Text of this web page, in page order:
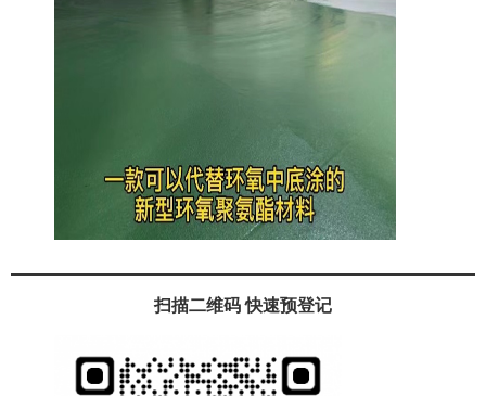
扫描二维码 快速预登记